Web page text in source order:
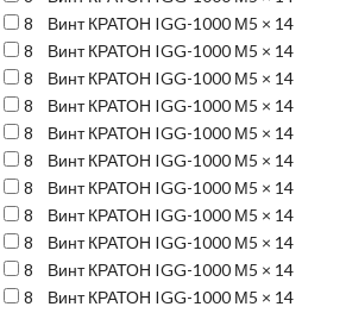
8
Винт КРАТОН IGG-1000 М5 × 14
8
Винт КРАТОН IGG-1000 М5 × 14
8
Винт КРАТОН IGG-1000 М5 × 14
8
Винт КРАТОН IGG-1000 М5 × 14
8
Винт КРАТОН IGG-1000 М5 × 14
8
Винт КРАТОН IGG-1000 М5 × 14
8
Винт КРАТОН IGG-1000 М5 × 14
8
Винт КРАТОН IGG-1000 М5 × 14
8
Винт КРАТОН IGG-1000 М5 × 14
8
Винт КРАТОН IGG-1000 М5 × 14
8
Винт КРАТОН IGG-1000 М5 × 14